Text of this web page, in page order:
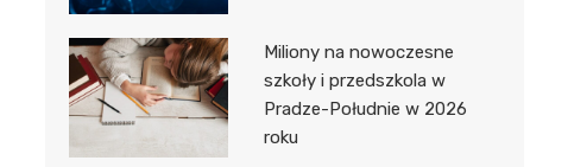
Miliony na nowoczesne
szkoły i przedszkola w
Pradze-Południe w 2026
roku